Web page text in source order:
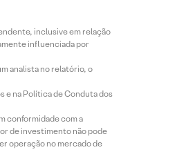
inclusive em relação
influenciada por
analista no relatório, o
e na Política de Conduta dos
conformidade com a
de investimento não pode
operação no mercado de